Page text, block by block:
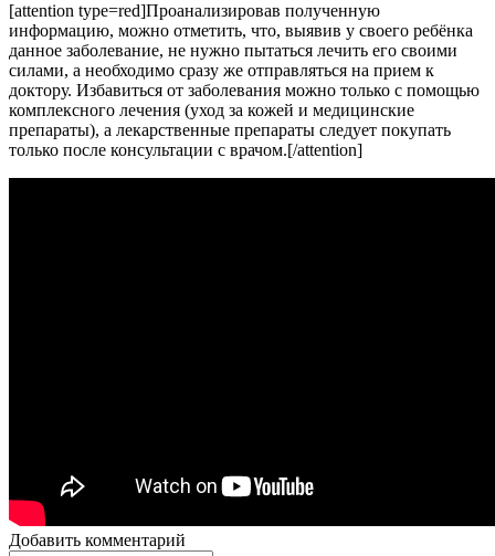
[attention type=red]Проанализировав полученную
информацию, можно отметить, что, выявив у своего ребёнка
данное заболевание, не нужно пытаться лечить его своими
силами, а необходимо сразу же отправляться на прием к
доктору. Избавиться от заболевания можно только с помощью
комплексного лечения (уход за кожей и медицинские
препараты), а лекарственные препараты следует покупать
только после консультации с врачом.[/attention]
Добавить комментарий